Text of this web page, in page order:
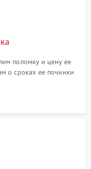
поломку и цену ее
о сроках ее починки